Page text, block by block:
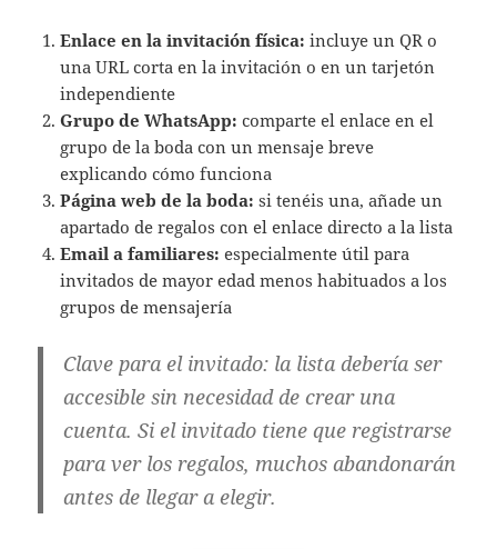
Enlace en la invitación física: incluye un QR o
una URL corta en la invitación o en un tarjetón
independiente
Grupo de WhatsApp: comparte el enlace en el
grupo de la boda con un mensaje breve
explicando cómo funciona
Página web de la boda: si tenéis una, añade un
apartado de regalos con el enlace directo a la lista
Email a familiares: especialmente útil para
invitados de mayor edad menos habituados a los
grupos de mensajería
Clave para el invitado:la lista debería ser
accesible sin necesidad de crear una
cuenta. Si el invitado tiene que registrarse
para ver los regalos, muchos abandonarán
antes de llegar a elegir.